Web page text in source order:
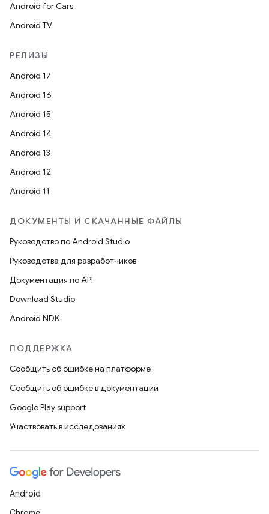
Android for Cars
Android TV
РЕЛИЗЫ
Android 17
Android 16
Android 15
Android 14
Android 13
Android 12
Android 11
ДОКУМЕНТЫ И СКАЧАННЫЕ ФАЙЛЫ
Руководство по Android Studio
Руководства для разработчиков
Документация по API
Download Studio
Android NDK
ПОДДЕРЖКА
Сообщить об ошибке на платформе
Сообщить об ошибке в документации
Google Play support
Участвовать в исследованиях
Android